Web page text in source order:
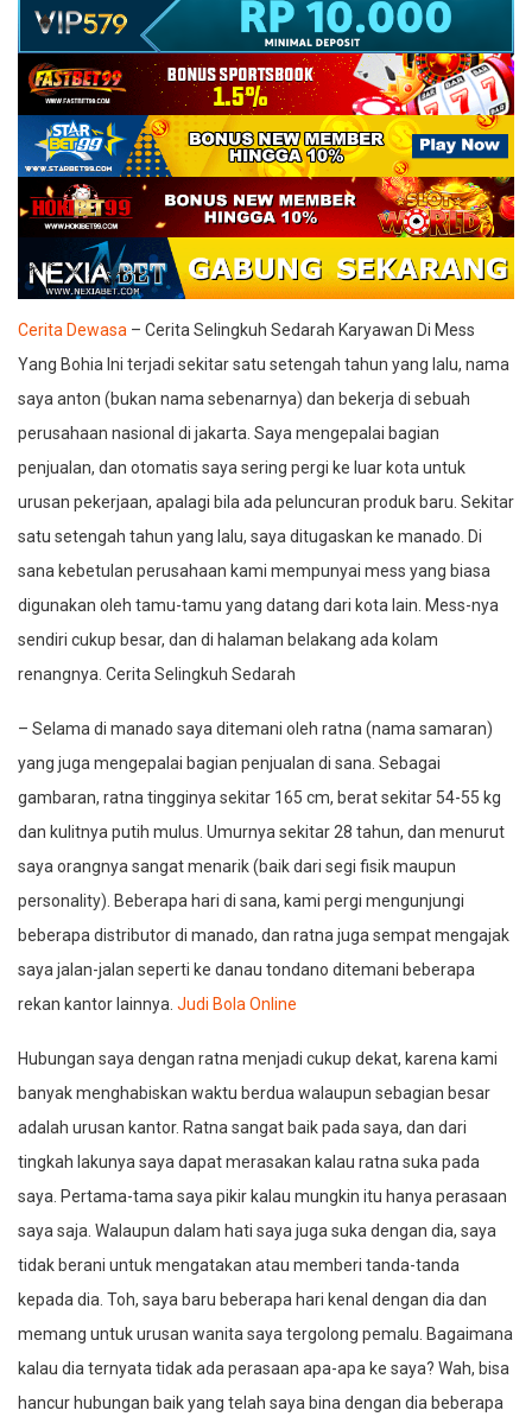
Cerita Dewasa – Cerita Selingkuh Sedarah Karyawan Di Mess
Yang Bohia Ini terjadi sekitar satu setengah tahun yang lalu, nama
saya anton (bukan nama sebenarnya) dan bekerja di sebuah
perusahaan nasional di jakarta. Saya mengepalai bagian
penjualan, dan otomatis saya sering pergi ke luar kota untuk
urusan pekerjaan, apalagi bila ada peluncuran produk baru. Sekitar
satu setengah tahun yang lalu, saya ditugaskan ke manado. Di
sana kebetulan perusahaan kami mempunyai mess yang biasa
digunakan oleh tamu-tamu yang datang dari kota lain. Mess-nya
sendiri cukup besar, dan di halaman belakang ada kolam
renangnya. Cerita Selingkuh Sedarah
– Selama di manado saya ditemani oleh ratna (nama samaran)
yang juga mengepalai bagian penjualan di sana. Sebagai
gambaran, ratna tingginya sekitar 165 cm, berat sekitar 54-55 kg
dan kulitnya putih mulus. Umurnya sekitar 28 tahun, dan menurut
saya orangnya sangat menarik (baik dari segi fisik maupun
personality). Beberapa hari di sana, kami pergi mengunjungi
beberapa distributor di manado, dan ratna juga sempat mengajak
saya jalan-jalan seperti ke danau tondano ditemani beberapa
rekan kantor lainnya. Judi Bola Online
Hubungan saya dengan ratna menjadi cukup dekat, karena kami
banyak menghabiskan waktu berdua walaupun sebagian besar
adalah urusan kantor. Ratna sangat baik pada saya, dan dari
tingkah lakunya saya dapat merasakan kalau ratna suka pada
saya. Pertama-tama saya pikir kalau mungkin itu hanya perasaan
saya saja. Walaupun dalam hati saya juga suka dengan dia, saya
tidak berani untuk mengatakan atau memberi tanda-tanda
kepada dia. Toh, saya baru beberapa hari kenal dengan dia dan
memang untuk urusan wanita saya tergolong pemalu. Bagaimana
kalau dia ternyata tidak ada perasaan apa-apa ke saya? Wah, bisa
hancur hubungan baik yang telah saya bina dengan dia beberapa